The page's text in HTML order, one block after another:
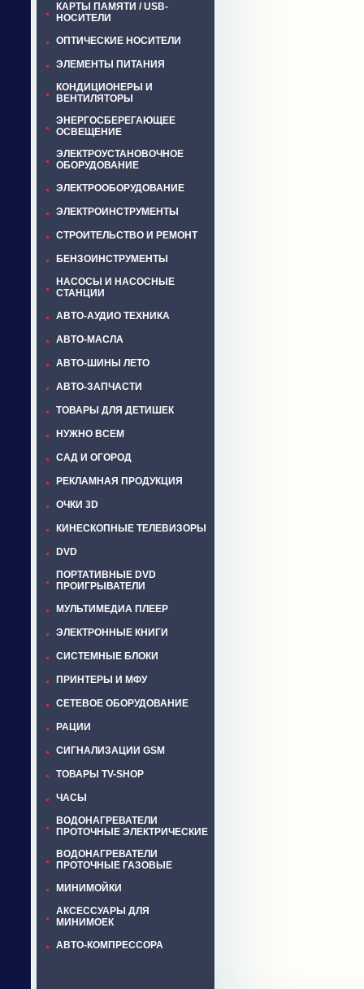
КАРТЫ ПАМЯТИ / USB-
НОСИТЕЛИ
ОПТИЧЕСКИЕ НОСИТЕЛИ
ЭЛЕМЕНТЫ ПИТАНИЯ
КОНДИЦИОНЕРЫ И
ВЕНТИЛЯТОРЫ
ЭНЕРГОСБЕРЕГАЮЩЕЕ
ОСВЕЩЕНИЕ
ЭЛЕКТРОУСТАНОВОЧНОЕ
ОБОРУДОВАНИЕ
ЭЛЕКТРООБОРУДОВАНИЕ
ЭЛЕКТРОИНСТРУМЕНТЫ
СТРОИТЕЛЬСТВО И РЕМОНТ
БЕНЗОИНСТРУМЕНТЫ
НАСОСЫ И НАСОСНЫЕ
СТАНЦИИ
АВТО-АУДИО ТЕХНИКА
АВТО-МАСЛА
АВТО-ШИНЫ ЛЕТО
АВТО-ЗАПЧАСТИ
ТОВАРЫ ДЛЯ ДЕТИШЕК
НУЖНО ВСЕМ
САД И ОГОРОД
РЕКЛАМНАЯ ПРОДУКЦИЯ
ОЧКИ 3D
КИНЕСКОПНЫЕ ТЕЛЕВИЗОРЫ
DVD
ПОРТАТИВНЫЕ DVD
ПРОИГРЫВАТЕЛИ
МУЛЬТИМЕДИА ПЛЕЕР
ЭЛЕКТРОННЫЕ КНИГИ
СИСТЕМНЫЕ БЛОКИ
ПРИНТЕРЫ И МФУ
СЕТЕВОЕ ОБОРУДОВАНИЕ
РАЦИИ
СИГНАЛИЗАЦИИ GSM
ТОВАРЫ TV-SHOP
ЧАСЫ
ВОДОНАГРЕВАТЕЛИ
ПРОТОЧНЫЕ ЭЛЕКТРИЧЕСКИЕ
ВОДОНАГРЕВАТЕЛИ
ПРОТОЧНЫЕ ГАЗОВЫЕ
МИНИМОЙКИ
АКСЕССУАРЫ ДЛЯ
МИНИМОЕК
АВТО-КОМПРЕССОРА